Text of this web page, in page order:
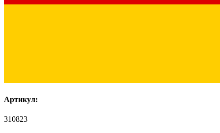
Артикул:
310823